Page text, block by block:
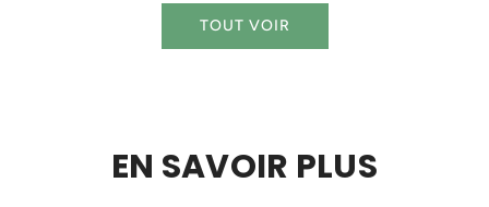
TOUT VOIR
EN SAVOIR PLUS